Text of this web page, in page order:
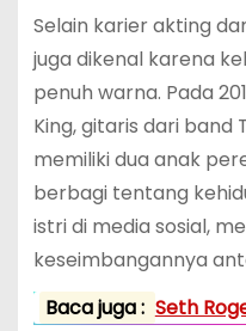
Selain karier akting
juga dikenal karena
penuh warna. Pada
King, gitaris dari band
memiliki dua anak
berbagi tentang
istri di media sosial,
keseimbangannya
Baca juga : Seth